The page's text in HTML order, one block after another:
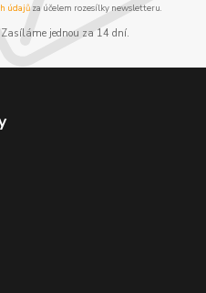
údajůza účelem rozesílky newsletteru.
jednou za 14 dní.